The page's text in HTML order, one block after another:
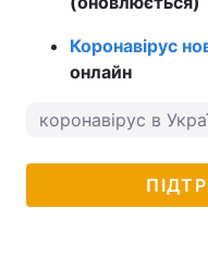
Коронавірус
онлайн
коронавірус в